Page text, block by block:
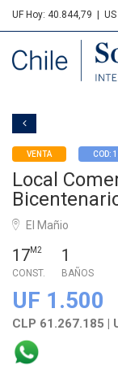
UF Hoy: 40.844,79
Sotheby's
VENTA COD:
Local
El Mañio
17M2
CONST.
1
BAÑOS
UF 1.500
CLP 61.267.185 |